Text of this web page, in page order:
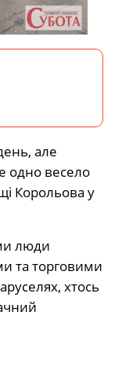
але
одно весело
Корольова у
люди
та торговими
хтось